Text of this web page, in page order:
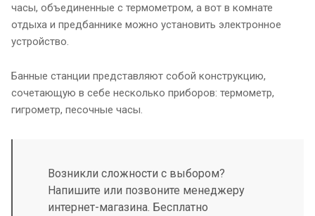
часы, объединенные с термометром, а вот в комнате
отдыха и предбаннике можно установить электронное
устройство.
Банные станции представляют собой конструкцию,
сочетающую в себе несколько приборов: термометр,
гигрометр, песочные часы.
Возникли сложности с выбором?
Напишите или позвоните менеджеру
интернет-магазина. Бесплатно